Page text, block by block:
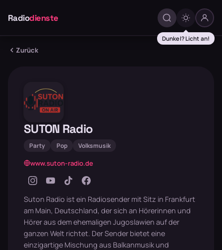
Radiodienste
Dunkel? Licht an!
Zurück
SUTON Radio
Party Pop Volksmusik
www.suton-radio.de
Suton Radio ist ein Radiosender mit Sitz in Frankfurt
am Main, Deutschland, der sich an Hörerinnen und
Hörer aus dem ehemaligen Jugoslawien auf der
ganzen Welt richtet. Der Sender bietet eine
einzigartige Mischung aus Balkanmusik und